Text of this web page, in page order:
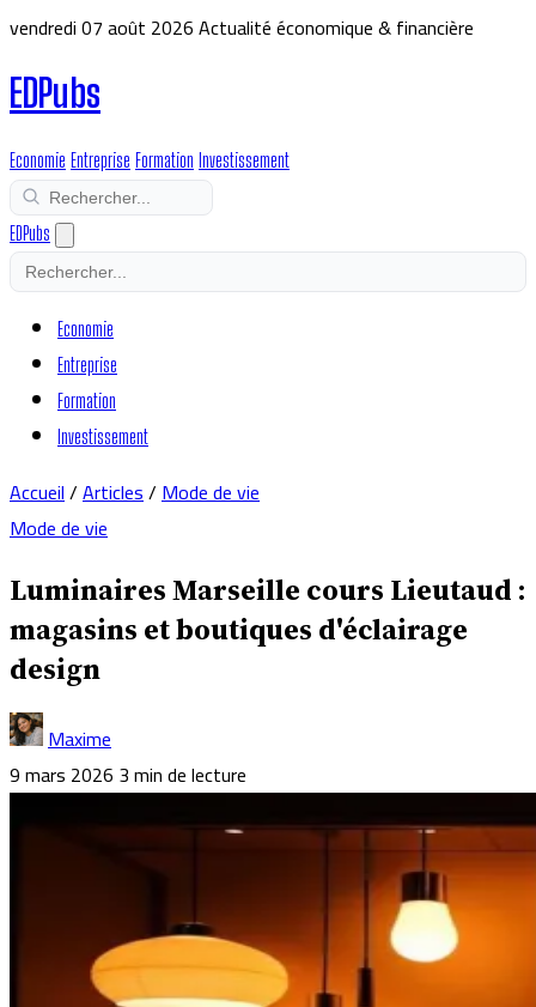
vendredi 07 août 2026Actualité économique & financière
EDPubs
Economie Entreprise Formation Investissement
EDPubs
Economie
Entreprise
Formation
Investissement
Accueil/Articles/Mode de vie
Mode de vie
Luminaires Marseille cours Lieutaud :
magasins et boutiques d'éclairage
design
Maxime
9 mars 2026 3 min de lecture